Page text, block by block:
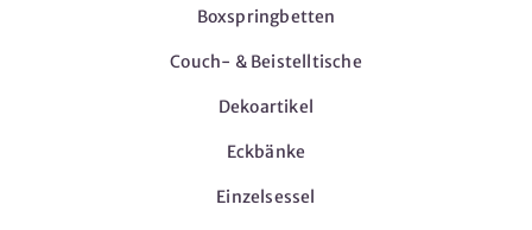
Boxspringbetten
Couch- & Beistelltische
Dekoartikel
Eckbänke
Einzelsessel